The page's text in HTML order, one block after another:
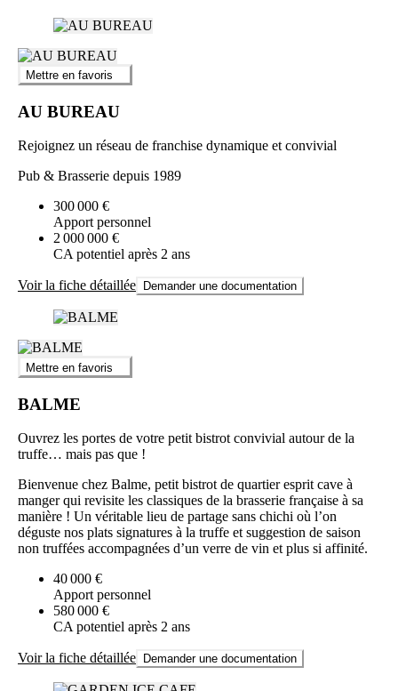
Mettre en favoris
AU BUREAU
Rejoignez un réseau de franchise dynamique et convivial
Pub & Brasserie depuis 1989
300 000 €
Apport personnel
2 000 000 €
CA potentiel après 2 ans
Voir la fiche détaillée Demander une documentation
Mettre en favoris
BALME
Ouvrez les portes de votre petit bistrot convivial autour de la
truffe… mais pas que !
Bienvenue chez Balme, petit bistrot de quartier esprit cave à
manger qui revisite les classiques de la brasserie française à sa
manière ! Un véritable lieu de partage sans chichi où l’on
déguste nos plats signatures à la truffe et suggestion de saison
non truffées accompagnées d’un verre de vin et plus si affinité.
40 000 €
Apport personnel
580 000 €
CA potentiel après 2 ans
Voir la fiche détaillée Demander une documentation